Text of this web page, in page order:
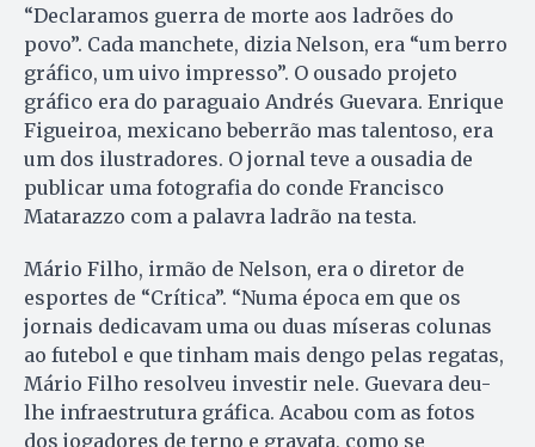
“Declaramos guerra de morte aos ladrões do
povo”. Cada manchete, dizia Nelson, era “um berro
gráfico, um uivo impresso”. O ousado projeto
gráfico era do paraguaio Andrés Guevara. Enrique
Figueiroa, mexicano beberrão mas talentoso, era
um dos ilustradores. O jornal teve a ousadia de
publicar uma fotografia do conde Francisco
Matarazzo com a palavra ladrão na testa.
Mário Filho, irmão de Nelson, era o diretor de
esportes de “Crítica”. “Numa época em que os
jornais dedicavam uma ou duas míseras colunas
ao futebol e que tinham mais dengo pelas regatas,
Mário Filho resolveu investir nele. Guevara deu-
lhe infraestrutura gráfica. Acabou com as fotos
dos jogadores de terno e gravata, como se